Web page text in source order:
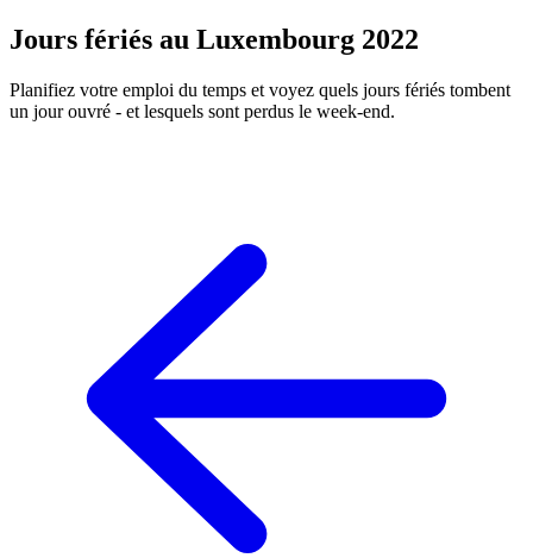
Jours fériés au Luxembourg 2022
Planifiez votre emploi du temps et voyez quels jours fériés tombent
un jour ouvré - et lesquels sont perdus le week-end.